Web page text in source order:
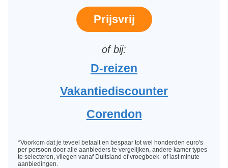
Prijsvrij
D-reizen
Vakantiediscounter
Corendon
*Voorkom dat je teveel betaalt en bespaar tot wel honderden euro's
per persoon door alle aanbieders te vergelijken, andere kamer types
te selecteren, vliegen vanaf Duitsland of vroegboek- of last minute
aanbiedingen.